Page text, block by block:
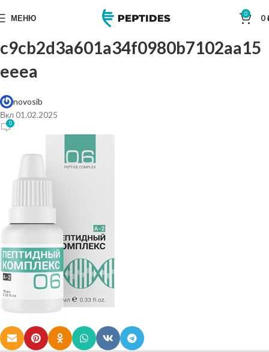
МЕНЮ 0 0
c9cb2d3a601a34f0980b7102aa15
eeea
novosib
Вкл 01.02.2025
0